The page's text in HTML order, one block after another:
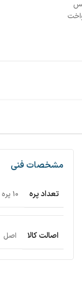
مشخصات فنی
تعداد پره 10 پره
اصالت کالا اصل